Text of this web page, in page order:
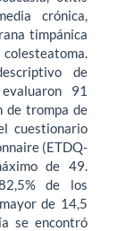
crónica,
tim­pánica
de
91
de trompa de
cuestionario
(ETDQ-
de 49.
de los
de 14,5
se encontró